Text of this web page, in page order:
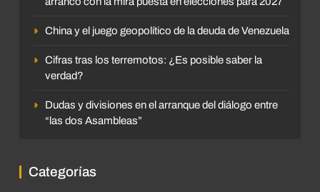
China y el juego geopolítico de la deuda de Venezuela
Cifras tras los terremotos: ¿Es posible saber la
verdad?
Dudas y divisiones en el arranque del diálogo entre
“las dos Asambleas”
Categorías